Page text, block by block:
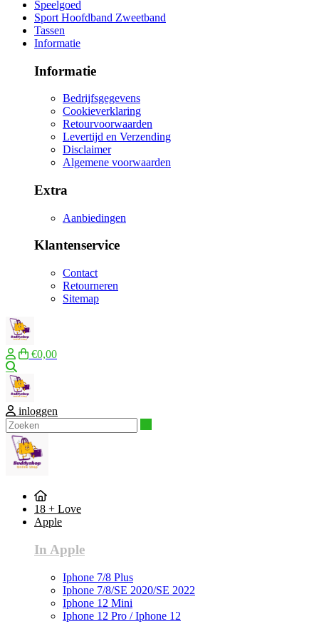
Speelgoed
Sport Hoofdband Zweetband
Tassen
Informatie
Informatie
Bedrijfsgegevens
Cookieverklaring
Retourvoorwaarden
Levertijd en Verzending
Disclaimer
Algemene voorwaarden
Extra
Aanbiedingen
Klantenservice
Contact
Retourneren
Sitemap
€0,00
inloggen
18 + Love
Apple
In Apple
Iphone 7/8 Plus
Iphone 7/8/SE 2020/SE 2022
Iphone 12 Mini
Iphone 12 Pro / Iphone 12